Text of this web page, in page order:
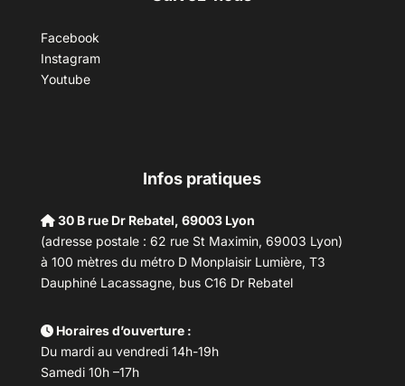
Facebook
Instagram
Youtube
Infos pratiques
30 B rue Dr Rebatel, 69003 Lyon
(adresse postale : 62 rue St Maximin, 69003 Lyon)
à 100 mètres du métro D Monplaisir Lumière, T3
Dauphiné Lacassagne, bus C16 Dr Rebatel
Horaires d’ouverture :
Du mardi au vendredi 14h-19h
Samedi 10h –17h